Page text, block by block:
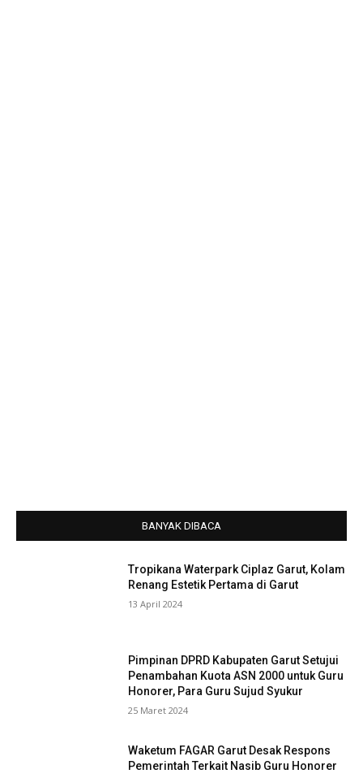
BANYAK DIBACA
Tropikana Waterpark Ciplaz Garut, Kolam
Renang Estetik Pertama di Garut
13 April 2024
Pimpinan DPRD Kabupaten Garut Setujui
Penambahan Kuota ASN 2000 untuk Guru
Honorer, Para Guru Sujud Syukur
25 Maret 2024
Waketum FAGAR Garut Desak Respons
Pemerintah Terkait Nasib Guru Honorer